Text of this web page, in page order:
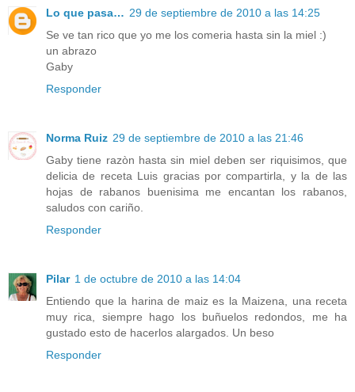
Lo que pasa… 29 de septiembre de 2010 a las 14:25
Se ve tan rico que yo me los comeria hasta sin la miel :)
un abrazo
Gaby
Responder
Norma Ruiz 29 de septiembre de 2010 a las 21:46
Gaby tiene razòn hasta sin miel deben ser riquisimos, que
delicia de receta Luis gracias por compartirla, y la de las
hojas de rabanos buenisima me encantan los rabanos,
saludos con cariño.
Responder
Pilar 1 de octubre de 2010 a las 14:04
Entiendo que la harina de maiz es la Maizena, una receta
muy rica, siempre hago los buñuelos redondos, me ha
gustado esto de hacerlos alargados. Un beso
Responder